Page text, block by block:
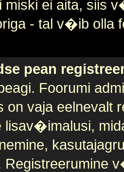
miski ei aita, siis
- tal v�ib olla
pean
Foorumi
on vaja eelnevalt
lisav�imalusi,
Registreerumine